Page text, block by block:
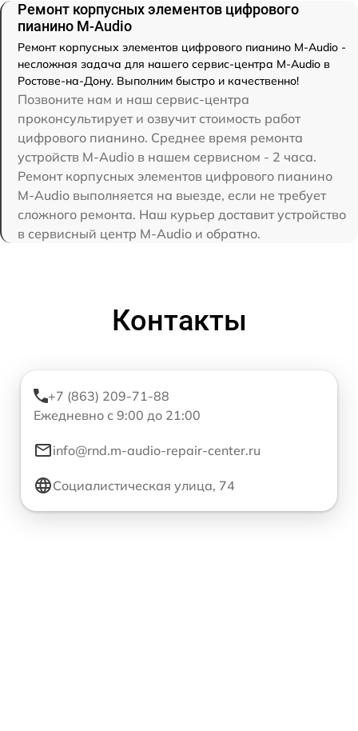
Ремонт корпусных элементов цифрового
пианино M-Audio
Ремонт корпусных элементов цифрового пианино M-Audio -
несложная задача для нашего сервис-центра M-Audio в
Ростове-на-Дону. Выполним быстро и качественно!
Позвоните нам и наш сервис-центра
проконсультирует и озвучит стоимость работ
цифрового пианино. Среднее время ремонта
устройств M-Audio в нашем сервисном - 2 часа.
Ремонт корпусных элементов цифрового пианино
M-Audio выполняется на выезде, если не требует
сложного ремонта. Наш курьер доставит устройство
в сервисный центр M-Audio и обратно.
Контакты
+7 (863) 209-71-88
Ежедневно с 9:00 до 21:00
info@rnd.m-audio-repair-center.ru
Социалистическая улица, 74